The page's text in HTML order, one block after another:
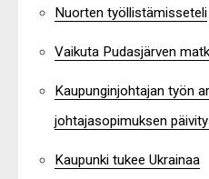
Nuorten työllistämisseteli
Vaikuta Pudasjärven
Kaupunginjohtajan työn
johtajasopimuksen
Kaupunki tukee Ukrainaa